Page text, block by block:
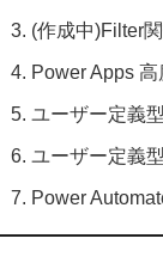
(作成中)Filter
Power Apps
ユーザー定義
ユーザー定義
Power